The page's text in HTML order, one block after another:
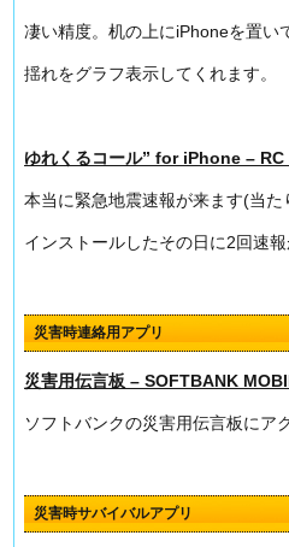
凄い精度。机の上にiPhoneを置い
揺れをグラフ表示してくれます。
ゆれくるコール” for iPhone –
本当に緊急地震速報が来ます(当た
インストールしたその日に2回速報
災害時連絡用アプリ
災害用伝言板 – SOFTBANK
ソフトバンクの災害用伝言板にア
災害時サバイバルアプリ